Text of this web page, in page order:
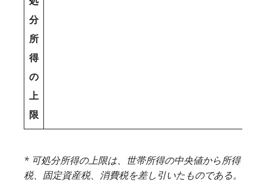
分
所
得
の
上
限
* 可処分所得の上限は、世帯所得の中央値から所得
税、固定資産税、消費税を差し引いたものである。